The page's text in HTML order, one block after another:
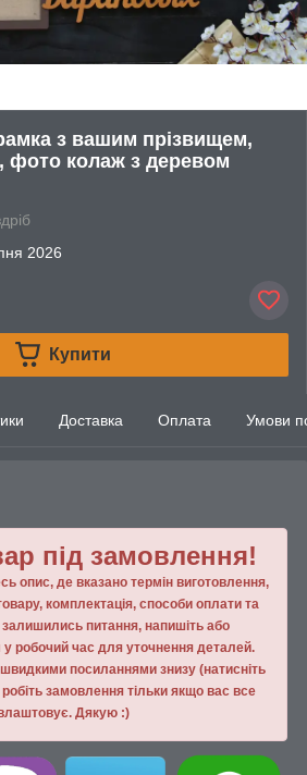
з вашим прізвищем,
фото колаж з деревом
2026
Купити
Доставка Оплата Умови
під замовлення!
опис, де вказано термін виготовлення,
комплектація, способи оплати та
питання, напишiть або
робочий час для уточнення деталей.
посиланнями знизу (натисніть
робiть замовлення тiльки якщо вас все
Дякую :)